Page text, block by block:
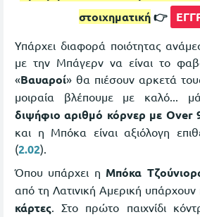
στοιχηματική👉
Υπάρχει διαφορά ποιότητας
με την Μπάγερν να είναι το
«Βαυαροί» θα πιέσουν αρκετά
μοιραία βλέπουμε με καλό...
διψήφιο αριθμό κόρνερ με Over
και η Μπόκα είναι αξιόλογη
(2.02).
Όπου υπάρχει η Μπόκα
από τη Λατινική Αμερική υπάρχουν
κάρτες. Στο πρώτο παιχνίδι